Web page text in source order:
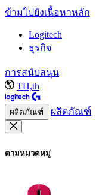
ข้ามไปยังเนื้อหาหลัก
Logitech
ธุรกิจ
การสนับสนุน
TH,th
ผลิตภัณฑ์ ผลิตภัณฑ์
ตามหมวดหมู่